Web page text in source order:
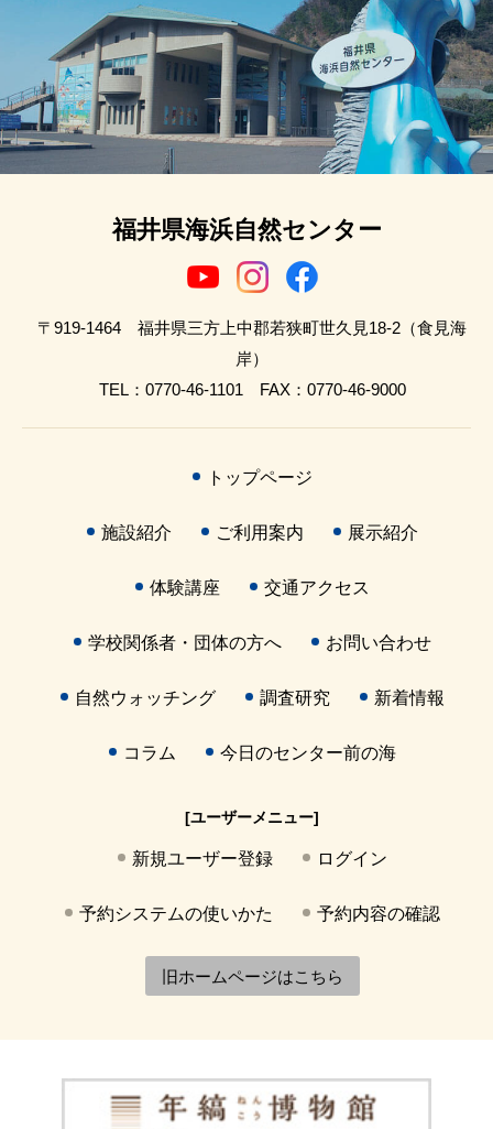
福井県海浜自然センター
〒919-1464 福井県三方上中郡若狭町世久見18-2（食見海
岸）
TEL：0770-46-1101 FAX：0770-46-9000
トップページ
施設紹介 ご利用案内 展示紹介
体験講座 交通アクセス
学校関係者・団体の方へ お問い合わせ
自然ウォッチング 調査研究 新着情報
コラム 今日のセンター前の海
[ユーザーメニュー]
新規ユーザー登録 ログイン
予約システムの使いかた 予約内容の確認
旧ホームページはこちら